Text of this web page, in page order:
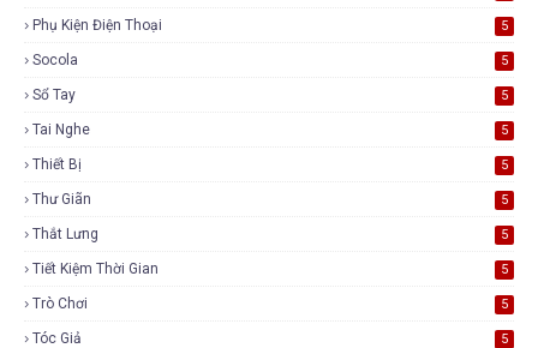
Phụ Kiện Điện Thoại 5
Socola 5
Sổ Tay 5
Tai Nghe 5
Thiết Bị 5
Thư Giãn 5
Thắt Lưng 5
Tiết Kiệm Thời Gian 5
Trò Chơi 5
Tóc Giả 5